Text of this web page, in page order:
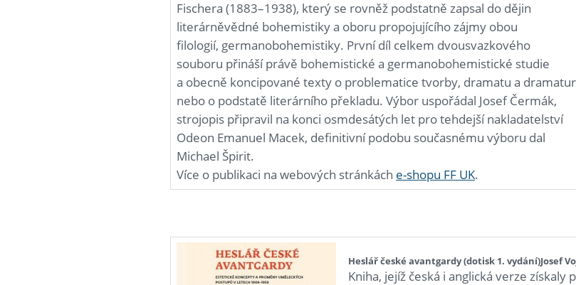
Fischera (1883–1938), který se rovněž podstatně zapsal do dějin
literárněvědné bohemistiky a oboru propojujícího zájmy obou
filologií, germanobohemistiky. První díl celkem dvousvazkového
souboru přináší právě bohemistické a germanobohemistické studie
a obecně koncipované texty o problematice tvorby, dramatu a
nebo o podstatě literárního překladu. Výbor uspořádal Josef Čermák,
strojopis připravil na konci osmdesátých let pro tehdejší nakladatelství
Odeon Emanuel Macek, definitivní podobu současnému výboru dal
Michael Špirit.
Více o publikaci na webových stránkách e-shopu FF UK.
Heslář české avantgardy (dotisk 1. vydání)Josef
Kniha, jejíž česká i anglická verze